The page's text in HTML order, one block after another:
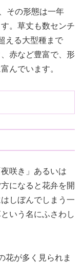
その形態は一年
。草丈も数センチ
える大型種まで
赤など豊富で、形
んでいます。
咲き」あるいは
になると花弁を開
しぼんでしまう一
いう名にふさわし
花が多く見られま